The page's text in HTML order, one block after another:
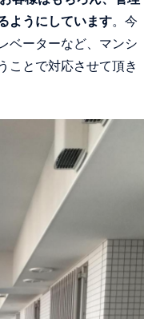
ようにしています。今
ベーターなど、マンシ
ことで対応させて頂き